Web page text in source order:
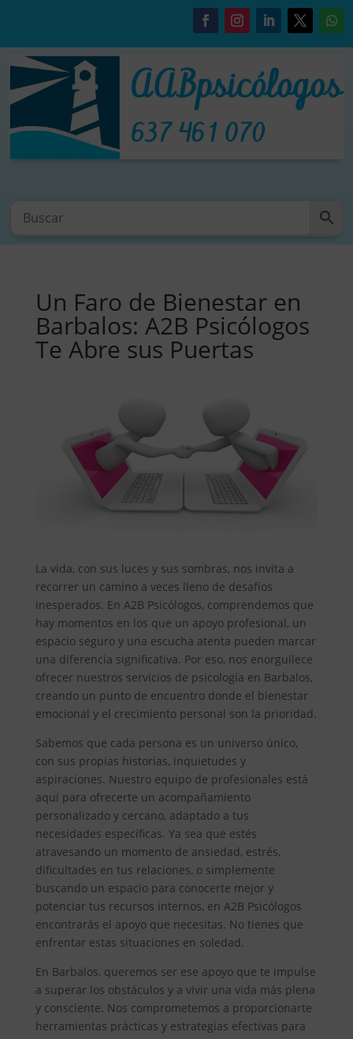
Un Faro de Bienestar en
Barbalos: A2B Psicólogos
Te Abre sus Puertas
La vida, con sus luces y sus sombras, nos invita a
recorrer un camino a veces lleno de desafíos
inesperados. En A2B Psicólogos, comprendemos que
hay momentos en los que un apoyo profesional, un
espacio seguro y una escucha atenta pueden marcar
una diferencia significativa. Por eso, nos enorgullece
ofrecer nuestros servicios de psicología en Barbalos,
creando un punto de encuentro donde el bienestar
emocional y el crecimiento personal son la prioridad.
Sabemos que cada persona es un universo único,
con sus propias historias, inquietudes y
aspiraciones. Nuestro equipo de profesionales está
aquí para ofrecerte un acompañamiento
personalizado y cercano, adaptado a tus
necesidades específicas. Ya sea que estés
atravesando un momento de ansiedad, estrés,
dificultades en tus relaciones, o simplemente
buscando un espacio para conocerte mejor y
potenciar tus recursos internos, en A2B Psicólogos
encontrarás el apoyo que necesitas. No tienes que
enfrentar estas situaciones en soledad.
En Barbalos, queremos ser ese apoyo que te impulse
a superar los obstáculos y a vivir una vida más plena
y consciente. Nos comprometemos a proporcionarte
herramientas prácticas y estrategias efectivas para